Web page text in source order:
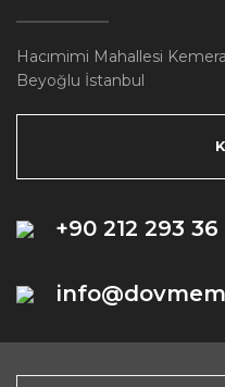
Hacımimi Mahallesi
Beyoğlu İstanbul
+90 212 293 36